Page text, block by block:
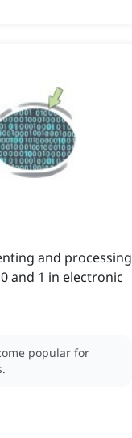
and processing
and 1 in electronic
popular for